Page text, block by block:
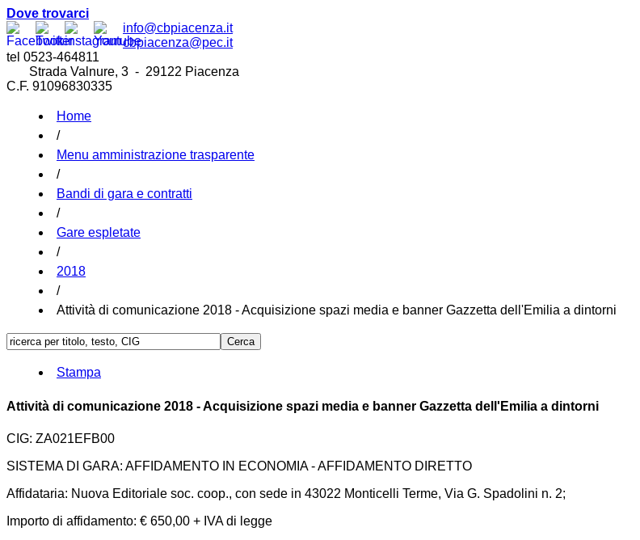
Dove trovarci
info@cbpiacenza.it
cbpiacenza@pec.it
tel 0523-464811
Strada Valnure, 3 - 29122 Piacenza
C.F. 91096830335
Home
/
Menu amministrazione trasparente
/
Bandi di gara e contratti
/
Gare espletate
/
2018
/
Attività di comunicazione 2018 - Acquisizione spazi media e banner Gazzetta dell'Emilia a dintorni
Stampa
Attività di comunicazione 2018 - Acquisizione spazi media e banner Gazzetta dell'Emilia a dintorni
CIG: ZA021EFB00
SISTEMA DI GARA: AFFIDAMENTO IN ECONOMIA - AFFIDAMENTO DIRETTO
Affidataria: Nuova Editoriale soc. coop., con sede in 43022 Monticelli Terme, Via G. Spadolini n. 2;
Importo di affidamento: € 650,00 + IVA di legge